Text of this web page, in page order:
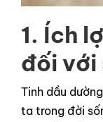
1. Ích
đối với
Tinh dầu
ta trong đời